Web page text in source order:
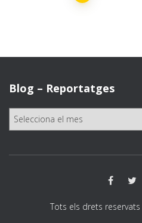
Navegació
Blog – Reportatges
l
g
Tots els drets